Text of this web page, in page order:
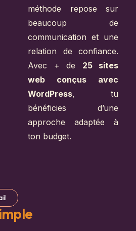
méthode repose sur
beaucoup de
communication et une
relation de confiance.
Avec + de 25sites
web conçus avec
WordPress, tu
bénéficies d’une
approche adaptée à
ton budget.